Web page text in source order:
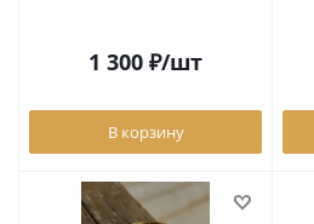
1 300 ₽/шт
В корзину